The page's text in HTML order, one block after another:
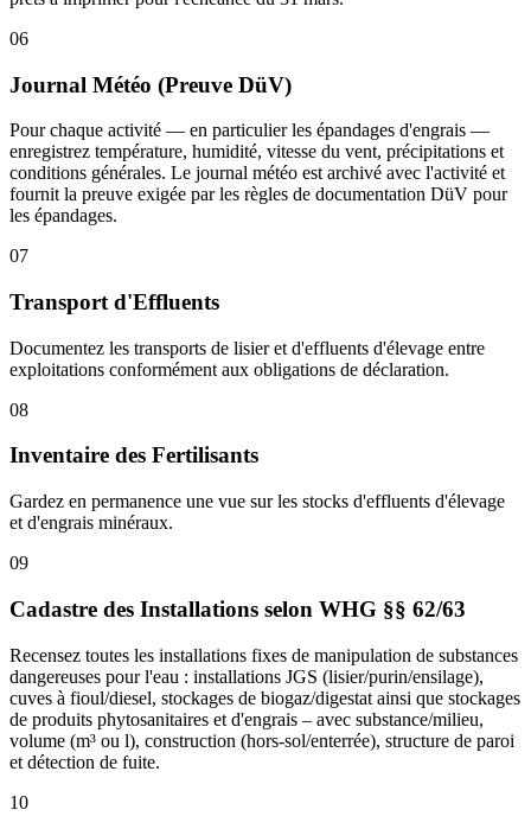
06
Journal Météo (Preuve DüV)
Pour chaque activité — en particulier les épandages d'engrais —
enregistrez température, humidité, vitesse du vent, précipitations et
conditions générales. Le journal météo est archivé avec l'activité et
fournit la preuve exigée par les règles de documentation DüV pour
les épandages.
07
Transport d'Effluents
Documentez les transports de lisier et d'effluents d'élevage entre
exploitations conformément aux obligations de déclaration.
08
Inventaire des Fertilisants
Gardez en permanence une vue sur les stocks d'effluents d'élevage
et d'engrais minéraux.
09
Cadastre des Installations selon WHG §§ 62/63
Recensez toutes les installations fixes de manipulation de substances
dangereuses pour l'eau : installations JGS (lisier/purin/ensilage),
cuves à fioul/diesel, stockages de biogaz/digestat ainsi que stockages
de produits phytosanitaires et d'engrais – avec substance/milieu,
volume (m³ ou l), construction (hors-sol/enterrée), structure de paroi
et détection de fuite.
10